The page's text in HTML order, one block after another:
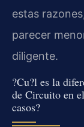
estas
parecer
diligente.
?Cu?l es la
de Circuito en
casos?